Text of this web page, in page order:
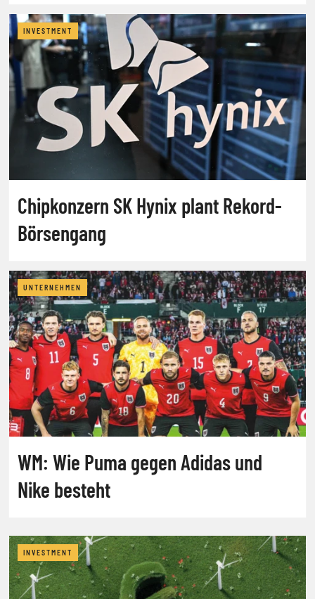
INVESTMENT
Chipkonzern SK Hynix plant Rekord-
Börsengang
UNTERNEHMEN
WM: Wie Puma gegen Adidas und
Nike besteht
INVESTMENT